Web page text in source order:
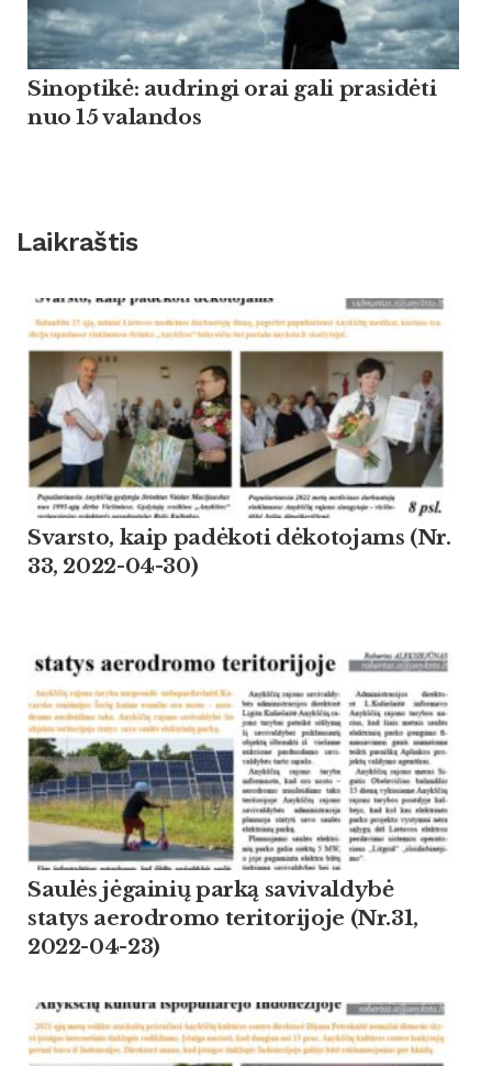
Sinoptikė: audringi orai gali prasidėti
nuo 15 valandos
Laikraštis
Svarsto, kaip padėkoti dėkotojams (Nr.
33, 2022-04-30)
Saulės jėgainių parką savivaldybė
statys aerodromo teritorijoje (Nr.31,
2022-04-23)